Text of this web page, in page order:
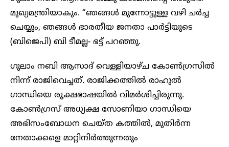
മുഖ്യമന്ത്രിയാകും. “ഞങ്ങൾ മുന്നോട്ടുള്ള വഴി ചർച്ച
ചെയ്യും, ഞങ്ങൾ ഭാരതീയ ജനതാ പാർട്ടിയുടെ
(ബിജെപി) ബി ടീമല്ല- ഭട്ട് പറഞ്ഞു.
ഗുലാം നബി ആസാദ് വെള്ളിയാഴ്ച കോൺഗ്രസിൽ
നിന്ന് രാജിവെച്ചത്. രാജിക്കത്തിൽ രാഹുൽ
ഗാന്ധിയെ രൂക്ഷഭാഷയിൽ വിമർശിച്ചിരുന്നു.
കോൺഗ്രസ് അധ്യക്ഷ സോണിയാ ഗാന്ധിയെ
അഭിസംബോധന ചെയ്‌ത കത്തിൽ, മുതിർന്ന
നേതാക്കളെ മാറ്റിനിർത്തുന്നതും